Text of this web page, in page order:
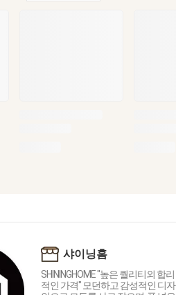
샤이닝홈
SHININGHOME "높은 퀄리티외 합리
적인 가격" 모던하고 감성적인 디자